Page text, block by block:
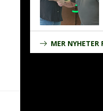
MER NYHETER